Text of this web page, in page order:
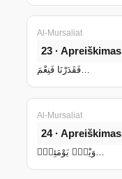
Al-Mursaliat
23 · Apreiškimas
Al-Mursaliat
24 · Apreiškimas